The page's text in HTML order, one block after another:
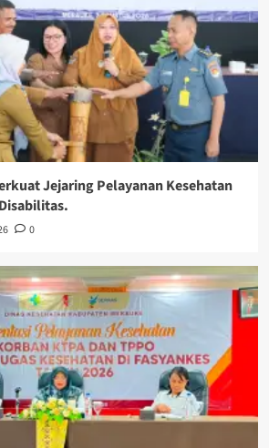
Jejaring Pelayanan Kesehatan
0